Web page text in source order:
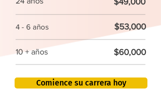
4 - 6 años $53,000
10 + años $60,000
Comience su carrera hoy